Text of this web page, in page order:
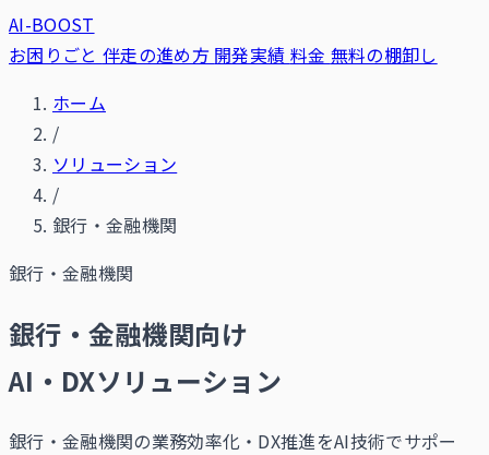
AI-BOOST
お困りごと 伴走の進め方 開発実績 料金 無料の棚卸し
ホーム
/
ソリューション
/
銀行・金融機関
銀行・金融機関
銀行・金融機関向け
AI・DXソリューション
銀行・金融機関の業務効率化・DX推進をAI技術でサポー